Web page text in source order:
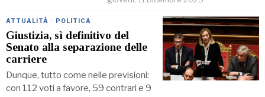
ATTUALITÀ · POLITICA
Giustizia, sì definitivo del
Senato alla separazione delle
carriere
Dunque, tutto come nelle previsioni:
con 112 voti a favore, 59 contrari e 9